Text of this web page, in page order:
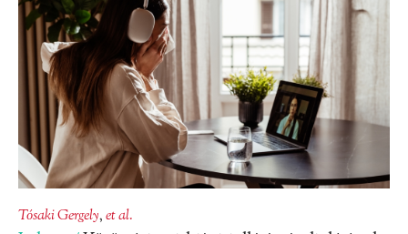
Tósaki Gergely,et al.